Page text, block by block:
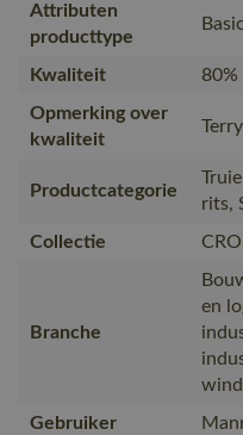
Attributen
producttype
Kwaliteit
Opmerking over
kwaliteit
Productcategorie
rits,
Collectie
Branche
en
Gebruiker